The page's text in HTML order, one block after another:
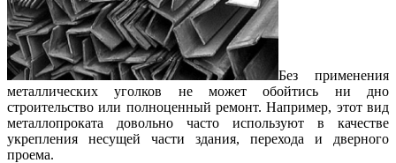
Без применения
металлических уголков не может обойтись ни дно
строительство или полноценный ремонт. Например, этот вид
металлопроката довольно часто используют в качестве
укрепления несущей части здания, перехода и дверного
проема.